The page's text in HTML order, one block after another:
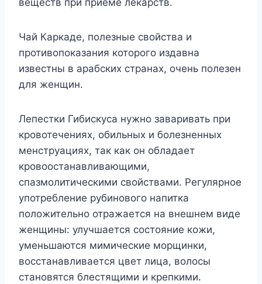
веществ при приеме лекарств.
Чай Каркаде, полезные свойства и
противопоказания которого издавна
известны в арабских странах, очень полезен
для женщин.
Лепестки Гибискуса нужно заваривать при
кровотечениях, обильных и болезненных
менструациях, так как он обладает
кровоостанавливающими,
спазмолитическими свойствами. Регулярное
употребление рубинового напитка
положительно отражается на внешнем виде
женщины: улучшается состояние кожи,
уменьшаются мимические морщинки,
восстанавливается цвет лица, волосы
становятся блестящими и крепкими.